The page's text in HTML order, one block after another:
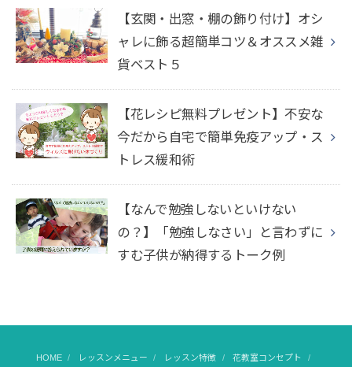
【玄関・出窓・棚の飾り付け】オシ
ャレに飾る超簡単コツ＆オススメ雑
貨ベスト５
【花レシピ無料プレゼント】不安な
今だから自宅で簡単免疫アップ・ス
トレス緩和術
【なんで勉強しないといけない
の？】「勉強しなさい」と言わずに
すむ子供が納得するトーク例
HOME レッスンメニュー レッスン特徴 花教室コンセプト